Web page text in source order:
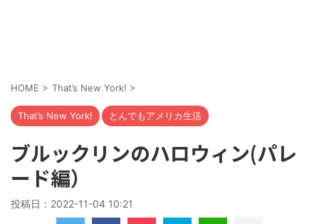
HOME > That’s New York! >
That’s New York! とんでもアメリカ生活
ブルックリンのハロウィン(パレ
ード編）
投稿日： 2022-11-04 10:21